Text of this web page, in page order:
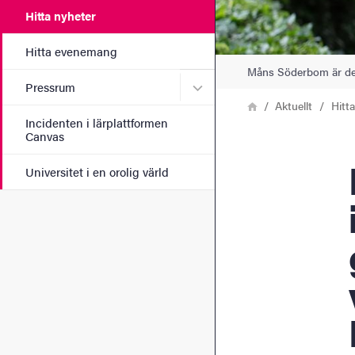
Hitta nyheter
Hitta evenemang
Pressrum Undermeny för Pressrum
Incidenten i lärplattformen
Canvas
Universitet i en orolig värld
Måns Söderbom är
LänkstigHemAktuellt